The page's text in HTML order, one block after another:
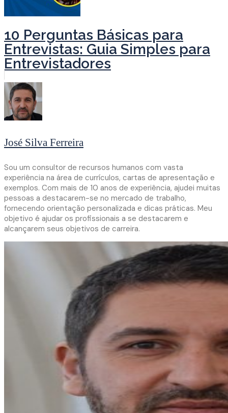
10 Perguntas Básicas para
Entrevistas: Guia Simples para
Entrevistadores
José Silva Ferreira
Sou um consultor de recursos humanos com vasta
experiência na área de currículos, cartas de apresentação e
exemplos. Com mais de 10 anos de experiência, ajudei muitas
pessoas a destacarem-se no mercado de trabalho,
fornecendo orientação personalizada e dicas práticas. Meu
objetivo é ajudar os profissionais a se destacarem e
alcançarem seus objetivos de carreira.